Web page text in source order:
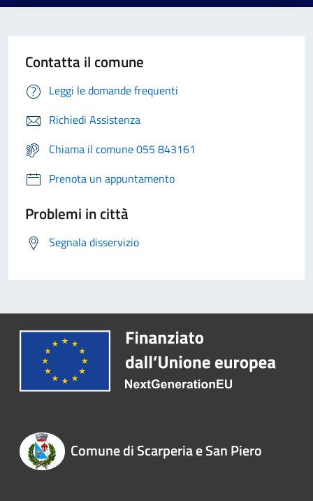
Contatta il comune
Leggi le domande frequenti
Richiedi Assistenza
Chiama il comune 055 843161
Prenota un appuntamento
Problemi in città
Segnala disservizio
Comune di Scarperia e San Piero